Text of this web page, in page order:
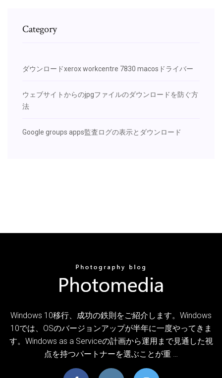
Category
ダウンロードxerox workcentre 7830 macosドライバー
ウェブサイトからのjpgファイルのダウンロードを防ぐ方
法
Google groups apps監査ログの表示とダウンロード
Windows 10移行、成功の鉄則をご紹介します。Windows
10では、OSのバージョンアップが半年に一度やってきま
す。Windows as a Serviceの計画から運用まで見通した視
点を持つパートナーを選ぶことが重 …